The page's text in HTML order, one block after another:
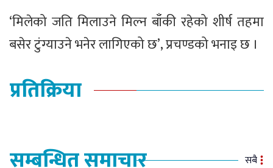
‘मिलेको जति मिलाउने मिल्न बाँकी रहेको शीर्ष तहमा
बसेर टुंग्याउने भनेर लागिएको छ’, प्रचण्डको भनाइ छ ।
प्रतिक्रिया
सम्बन्धित समाचार सबै